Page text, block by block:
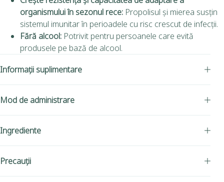
organismului în sezonul rece: Propolisul și mierea susțin
sistemul imunitar în perioadele cu risc crescut de infecții.
Fără alcool: Potrivit pentru persoanele care evită
produsele pe bază de alcool.
Informații suplimentare
Mod de administrare
Ingrediente
Precauții